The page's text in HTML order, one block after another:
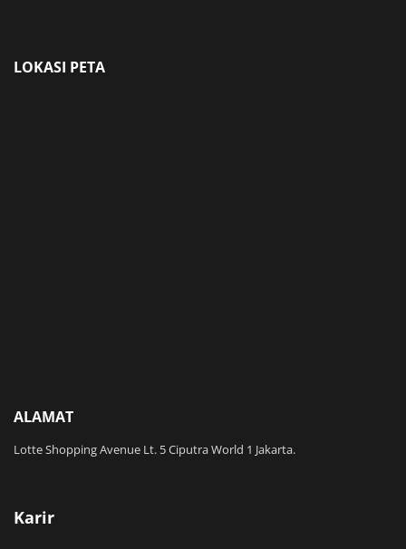
LOKASI PETA
ALAMAT
Lotte Shopping Avenue Lt. 5 Ciputra World 1 Jakarta.
Karir